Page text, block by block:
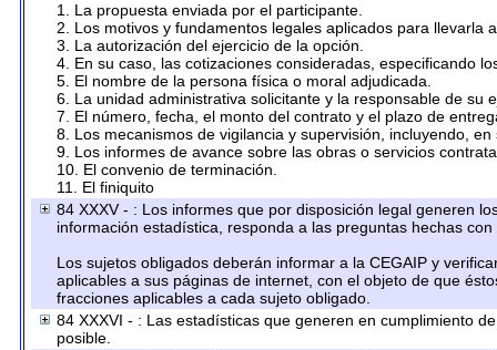
1. La propuesta enviada por el participante.
2. Los motivos y fundamentos legales aplicados para llevarla
3. La autorización del ejercicio de la opción.
4. En su caso, las cotizaciones consideradas, especificando
5. El nombre de la persona física o moral adjudicada.
6. La unidad administrativa solicitante y la responsable de su
7. El número, fecha, el monto del contrato y el plazo de
8. Los mecanismos de vigilancia y supervisión, incluyendo,
9. Los informes de avance sobre las obras o servicios
10. El convenio de terminación.
11. El finiquito
84 XXXV - : Los informes que por disposición legal generen
información estadística, responda a las preguntas hechas
Los sujetos obligados deberán informar a la CEGAIP y
aplicables a sus páginas de internet, con el objeto de que
fracciones aplicables a cada sujeto obligado.
84 XXXVI - : Las estadísticas que generen en cumplimiento
posible.